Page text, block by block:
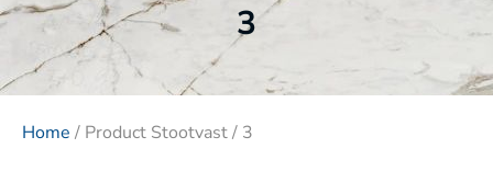
3
Home / Product Stootvast / 3